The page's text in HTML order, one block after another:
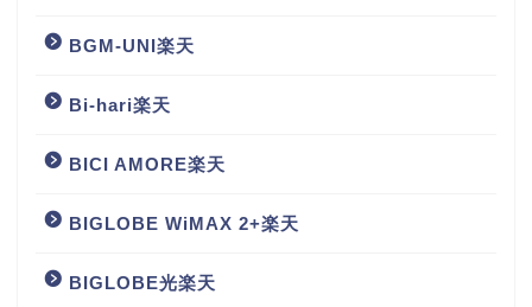
BGM‐UNI楽天
Bi-hari楽天
BICI AMORE楽天
BIGLOBE WiMAX 2+楽天
BIGLOBE光楽天